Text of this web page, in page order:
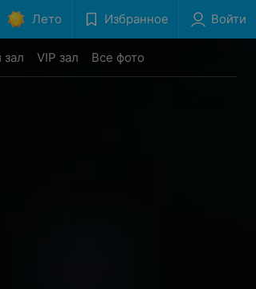
Лето Избранное Войти
VIP зал Все фото